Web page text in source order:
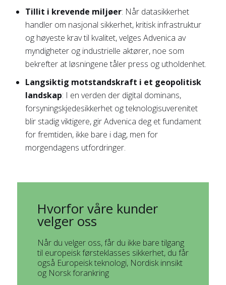
Tillit i krevende miljøer: Når datasikkerhet
handler om nasjonal sikkerhet, kritisk infrastruktur
og høyeste krav til kvalitet, velges Advenica av
myndigheter og industrielle aktører, noe som
bekrefter at løsningene tåler press og utholdenhet.
Langsiktig motstandskraft i et geopolitisk
landskap: I en verden der digital dominans,
forsyningskjede­sikkerhet og teknologisuverenitet
blir stadig viktigere, gir Advenica deg et fundament
for fremtiden, ikke bare i dag, men for
morgendagens utfordringer.
Hvorfor våre kunder
velger oss
Når du velger oss, får du ikke bare tilgang
til europeisk førsteklasses sikkerhet, du får
også Europeisk teknologi, Nordisk innsikt
og Norsk forankring